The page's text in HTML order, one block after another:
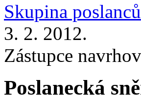
Skupina poslanců
3. 2. 2012.
Zástupce
Poslanecká